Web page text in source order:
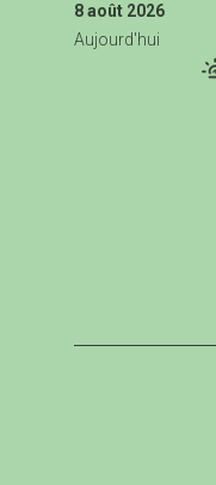
8 août 2026
Aujourd'hui